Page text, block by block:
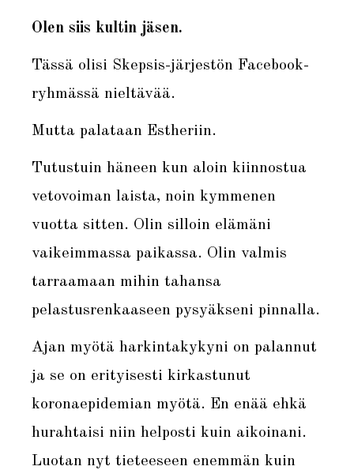
Olen siis kultin jäsen.
Tässä olisi Skepsis-järjestön Facebook-
ryhmässä nieltävää.
Mutta palataan Estheriin.
Tutustuin häneen kun aloin kiinnostua
vetovoiman laista, noin kymmenen
vuotta sitten. Olin silloin elämäni
vaikeimmassa paikassa. Olin valmis
tarraamaan mihin tahansa
pelastusrenkaaseen pysyäkseni pinnalla.
Ajan myötä harkintakykyni on palannut
ja se on erityisesti kirkastunut
koronaepidemian myötä. En enää ehkä
hurahtaisi niin helposti kuin aikoinani.
Luotan nyt tieteeseen enemmän kuin